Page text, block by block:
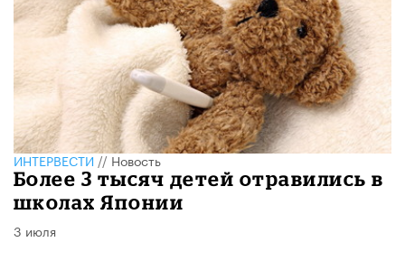
ИНТЕРВЕСТИ//Новость
Более 3 тысяч детей отравились в
школах Японии
3 июля